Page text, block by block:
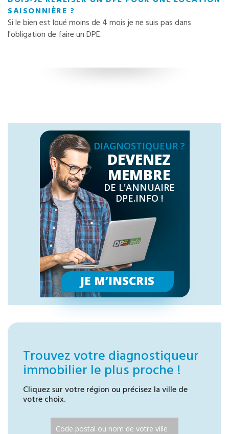
SAISONNIÈRE ?
Si le bien est loué moins de 4 mois je ne suis pas dans
l'obligation de faire un DPE.
DIAGNOSTIQUEUR ?
DEVENEZ
MEMBRE
DE L'ANNUAIRE
DPE.INFO !
JE M’INSCRIS
Trouvez votre diagnostiqueur
immobilier le plus proche !
Cliquez sur votre région ou précisez la ville de
votre choix.